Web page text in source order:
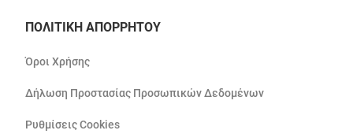
ΠΟΛΙΤΙΚΗ ΑΠΟΡΡΗΤΟΥ
Όροι Χρήσης
Δήλωση Προστασίας Προσωπικών Δεδομένων
Ρυθμίσεις Cookies